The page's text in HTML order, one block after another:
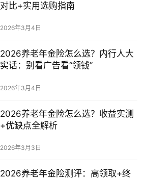
对比+实用选购指南
2026年3月4日
2026养老年金险怎么选？内行人大
实话：别看广告看“领钱”
2026年3月4日
2026养老年金险怎么选？收益实测
+优缺点全解析
2026年3月3日
2026养老年金险测评：高领取+终